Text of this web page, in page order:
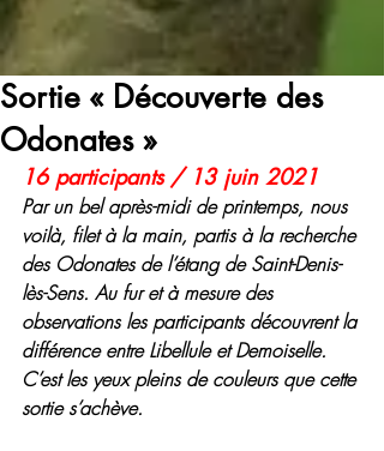
Sortie « Découverte des
Odonates »
16 participants / 13 juin 2021
Par un bel après-midi de printemps, nous
voilà, filet à la main, partis à la recherche
des Odonates de l’étang de Saint-Denis-
lès-Sens. Au fur et à mesure des
observations les participants découvrent la
différence entre Libellule et Demoiselle.
C’est les yeux pleins de couleurs que cette
sortie s’achève.